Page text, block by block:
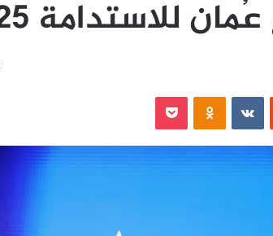
للاستدامة 2025